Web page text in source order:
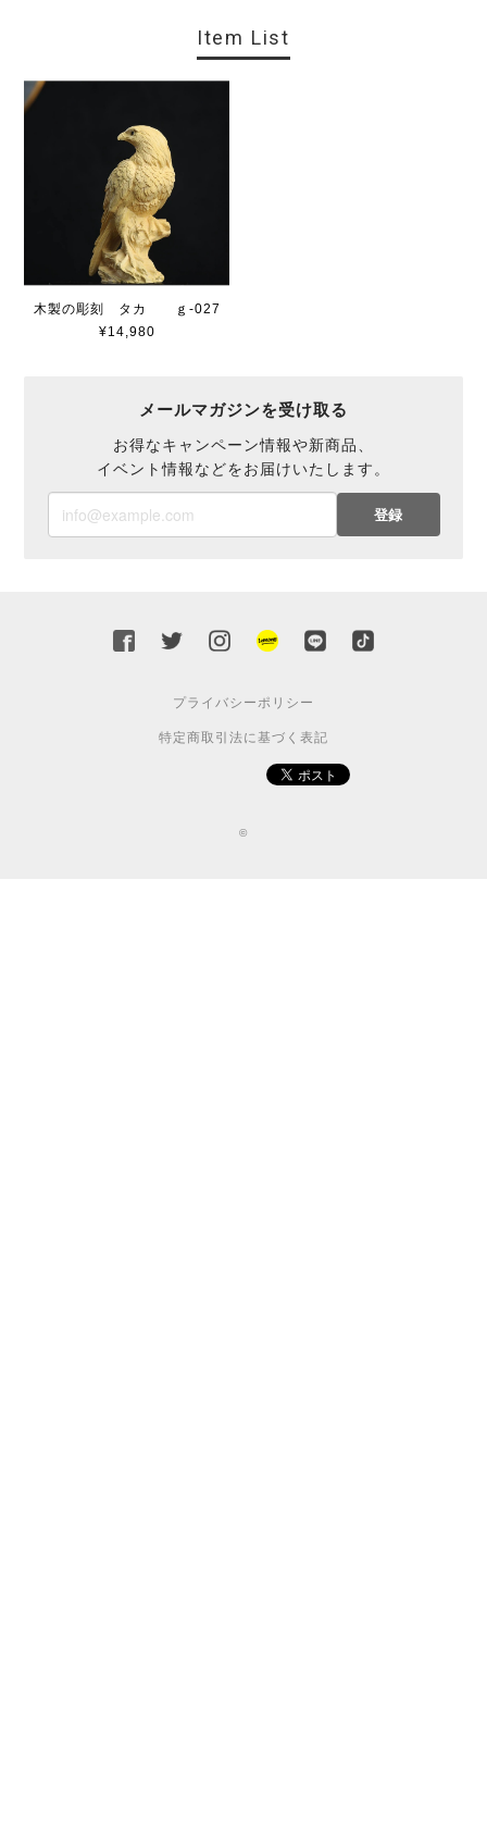
Item List
木製の彫刻 タカ ｇ-027
¥14,980
メールマガジンを受け取る
お得なキャンペーン情報や新商品、
イベント情報などをお届けいたします。
登録
プライバシーポリシー
特定商取引法に基づく表記
©